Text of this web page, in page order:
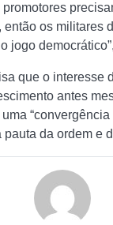
promotores
então os militares
jogo
que o interesse
antes
da ordem e